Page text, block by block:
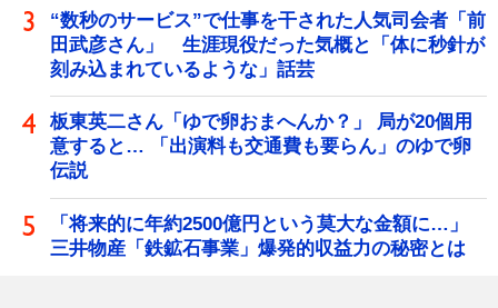
“数秒のサービス”で仕事を干された人気司会者「前
田武彦さん」 生涯現役だった気概と「体に秒針が
刻み込まれているような」話芸
板東英二さん「ゆで卵おまへんか？」 局が20個用
意すると… 「出演料も交通費も要らん」のゆで卵
伝説
「将来的に年約2500億円という莫大な金額に…」
三井物産「鉄鉱石事業」爆発的収益力の秘密とは